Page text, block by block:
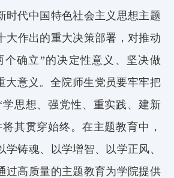
时代中国特色社会主义思想主题
大作出的重大决策部署， 对推动
个确立”的决定性意义、坚决做
意义。 全院师生党员要牢牢把
学思想、强党性、重实践、建新
将其贯穿始终。 在主题教育中，
学铸魂、以学增智、以学正风、
过高质量的主题教育为学院提供